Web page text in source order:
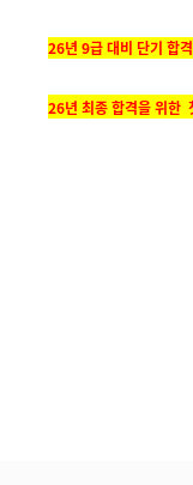
26년 9급 대비 단기 합
26년 최종 합격을 위한